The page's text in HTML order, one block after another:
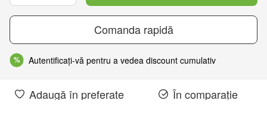
Comanda rapidă
% Autentificați-vă pentru a vedea discount cumulativ
Adaugă în preferate În comparație